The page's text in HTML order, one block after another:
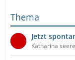
Thema
Jetzt
Katharina